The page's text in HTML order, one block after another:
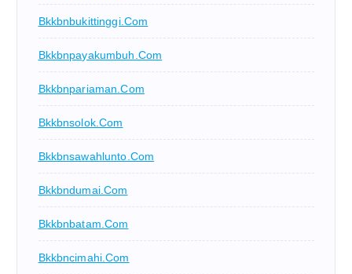
Bkkbnbukittinggi.com
Bkkbnpayakumbuh.com
Bkkbnpariaman.com
Bkkbnsolok.com
Bkkbnsawahlunto.com
Bkkbndumai.com
Bkkbnbatam.com
Bkkbncimahi.com